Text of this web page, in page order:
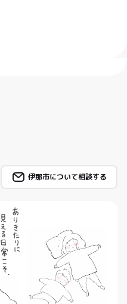
伊那市について相談する